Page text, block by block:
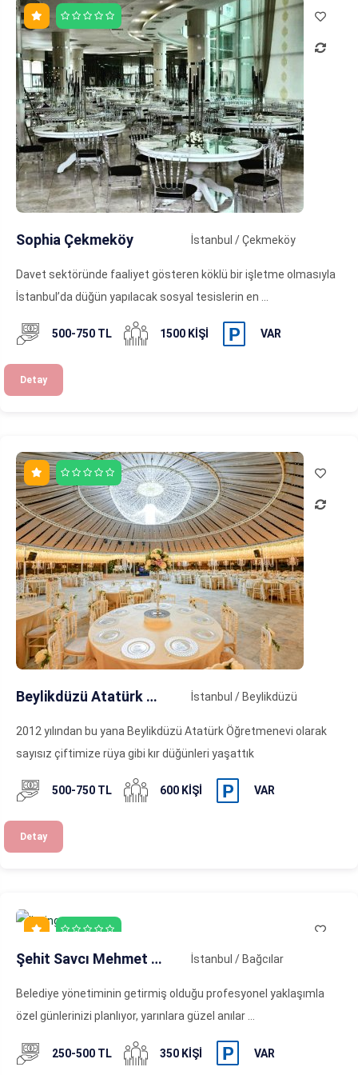
Sophia Çekmeköy İstanbul / Çekmeköy
Davet sektöründe faaliyet gösteren köklü bir işletme olmasıyla
İstanbul’da düğün yapılacak sosyal tesislerin en ...
500-750 TL 1500 KIŞI VAR
Detay
Beylikdüzü Atatürk Öğretmenevi İstanbul / Beylikdüzü
2012 yılından bu yana Beylikdüzü Atatürk Öğretmenevi olarak
sayısız çiftimize rüya gibi kır düğünleri yaşattık
500-750 TL 600 KIŞI VAR
Detay
Şehit Savcı Mehmet Selim Kiraz K. M. İstanbul / Bağcılar
Belediye yönetiminin getirmiş olduğu profesyonel yaklaşımla
özel günlerinizi planlıyor, yarınlara güzel anılar ...
250-500 TL 350 KIŞI VAR